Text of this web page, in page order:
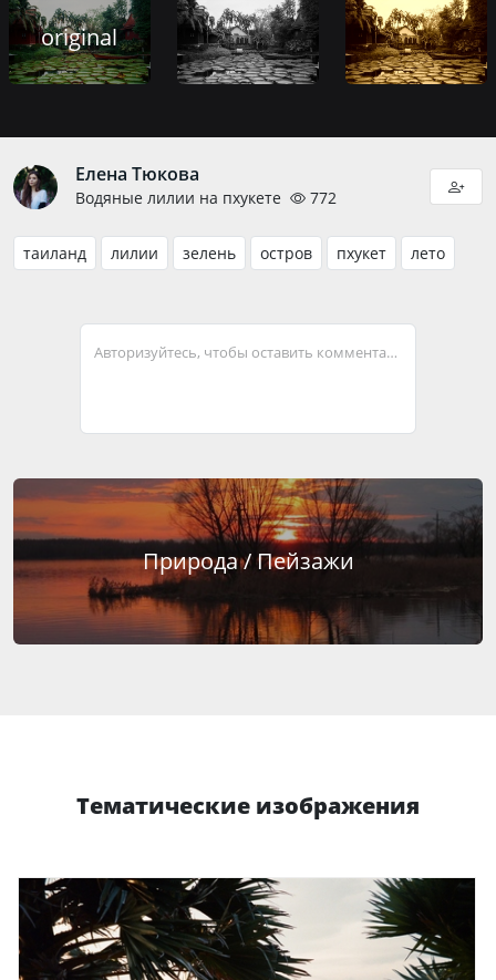
original
Елена Тюкова
Водяные лилии на пхукете 772
таиланд лилии зелень остров пхукет лето
Авторизуйтесь, чтобы оставить комментарий
Природа / Пейзажи
Тематические изображения